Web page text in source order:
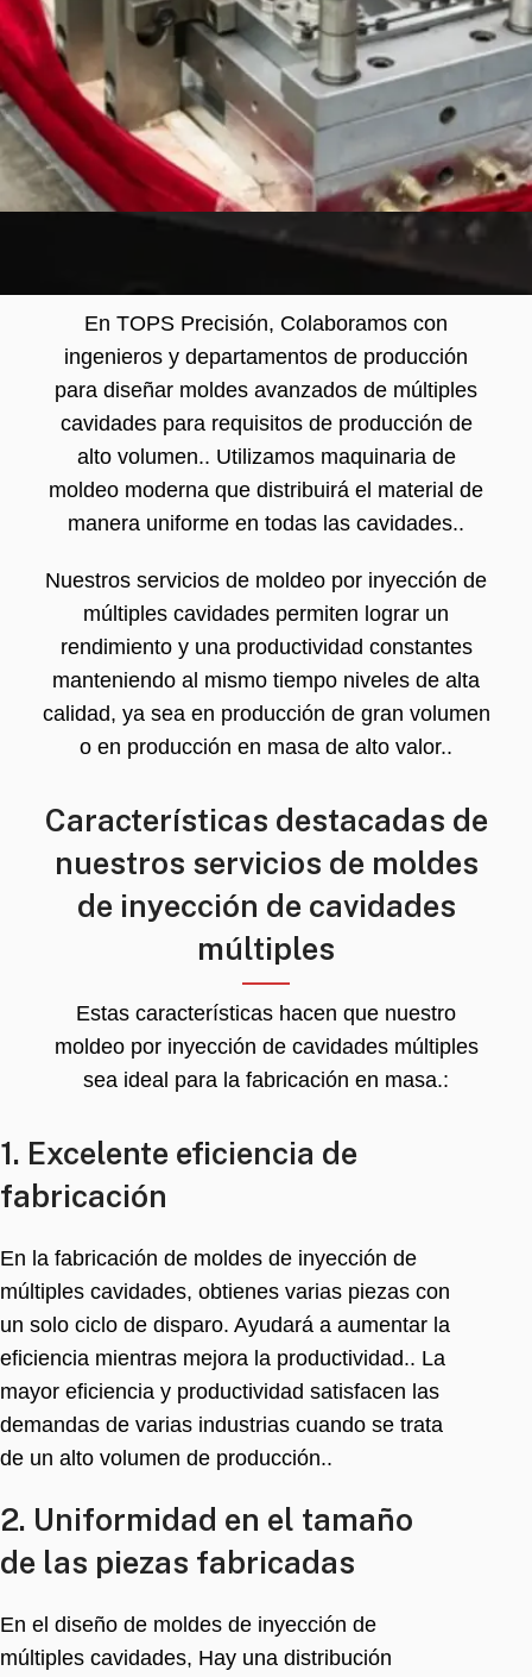
En TOPS Precisión, Colaboramos con
ingenieros y departamentos de producción
para diseñar moldes avanzados de múltiples
cavidades para requisitos de producción de
alto volumen.. Utilizamos maquinaria de
moldeo moderna que distribuirá el material de
manera uniforme en todas las cavidades..
Nuestros servicios de moldeo por inyección de
múltiples cavidades permiten lograr un
rendimiento y una productividad constantes
manteniendo al mismo tiempo niveles de alta
calidad, ya sea en producción de gran volumen
o en producción en masa de alto valor..
Características destacadas de
nuestros servicios de moldes
de inyección de cavidades
múltiples
Estas características hacen que nuestro
moldeo por inyección de cavidades múltiples
sea ideal para la fabricación en masa.:
1. Excelente eficiencia de
fabricación
En la fabricación de moldes de inyección de
múltiples cavidades, obtienes varias piezas con
un solo ciclo de disparo. Ayudará a aumentar la
eficiencia mientras mejora la productividad.. La
mayor eficiencia y productividad satisfacen las
demandas de varias industrias cuando se trata
de un alto volumen de producción..
2. Uniformidad en el tamaño
de las piezas fabricadas
En el diseño de moldes de inyección de
múltiples cavidades, Hay una distribución